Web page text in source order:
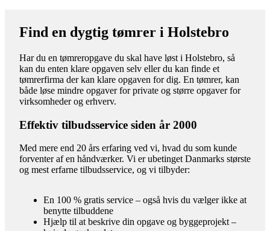
Find en dygtig tømrer i Holstebro
Har du en tømreropgave du skal have løst i Holstebro, så
kan du enten klare opgaven selv eller du kan finde et
tømrerfirma der kan klare opgaven for dig. En tømrer, kan
både løse mindre opgaver for private og større opgaver for
virksomheder og erhverv.
Effektiv tilbudsservice siden år 2000
Med mere end 20 års erfaring ved vi, hvad du som kunde
forventer af en håndværker. Vi er ubetinget Danmarks største
og mest erfarne tilbudsservice, og vi tilbyder:
En 100 % gratis service – også hvis du vælger ikke at
benytte tilbuddene
Hjælp til at beskrive din opgave og byggeprojekt –